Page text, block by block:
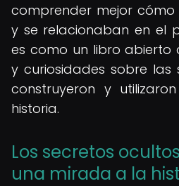
comprender mejor cómo
y se relacionaban en el
es como un libro abierto
y curiosidades sobre las
construyeron y
historia.
Los secretos
una mirada a la